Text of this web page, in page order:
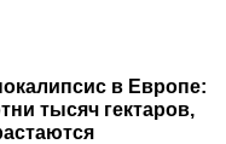
в Европе:
тысяч гектаров,